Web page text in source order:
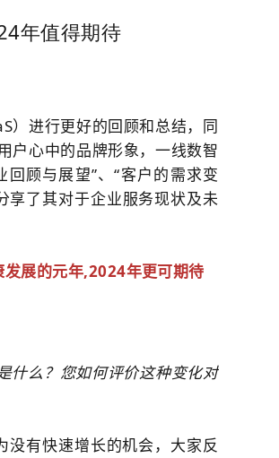
年值得期待
）进行更好的回顾和总结，同
户心中的品牌形象，一线数智
顾与展望”、“客户的需求变
享了其对于企业服务现状及未
展的元年,2024年更可期待
什么？您如何评价这种变化对
没有快速增长的机会，大家反